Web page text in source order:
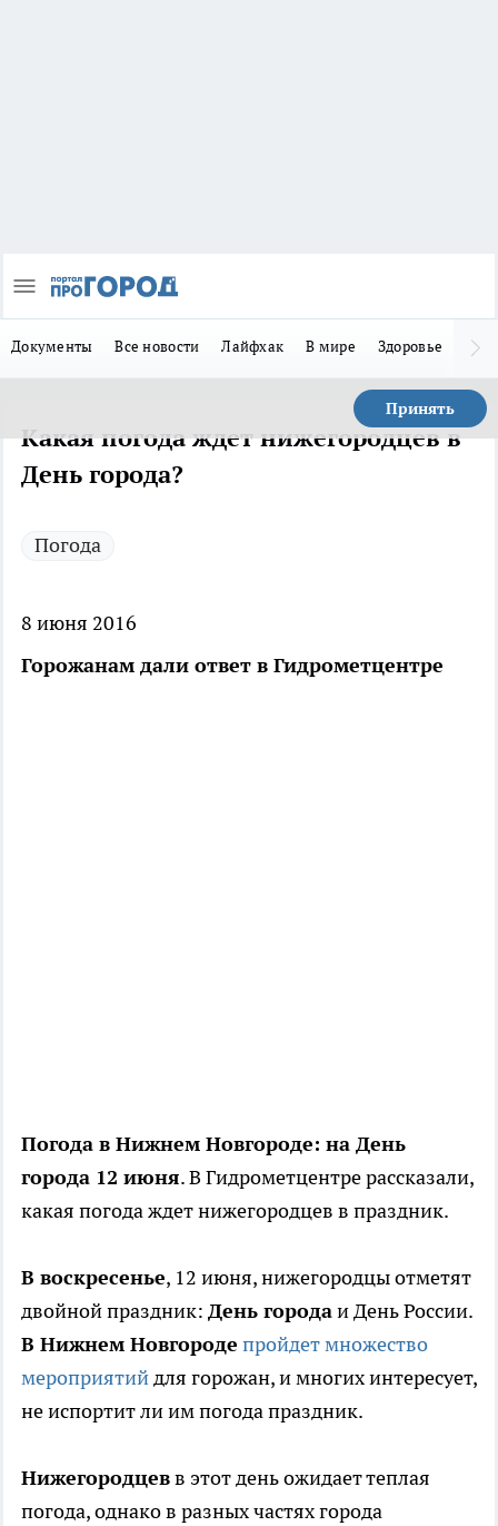
Документы Все новости Лайфхак В мире Здоровье
Принять
Какая погода ждет нижегородцев в
День города?
Погода
8 июня 2016
Горожанам дали ответ в Гидрометцентре
Погода в Нижнем Новгороде: на День
города 12 июня. В Гидрометцентре рассказали,
какая погода ждет нижегородцев в праздник.
В воскресенье, 12 июня, нижегородцы отметят
двойной праздник: День городаи День России.
В Нижнем Новгороде пройдет множество
мероприятийдля горожан, и многих интересует,
не испортит ли им погода праздник.
Нижегородцевв этот день ожидает теплая
погода, однако в разных частях города